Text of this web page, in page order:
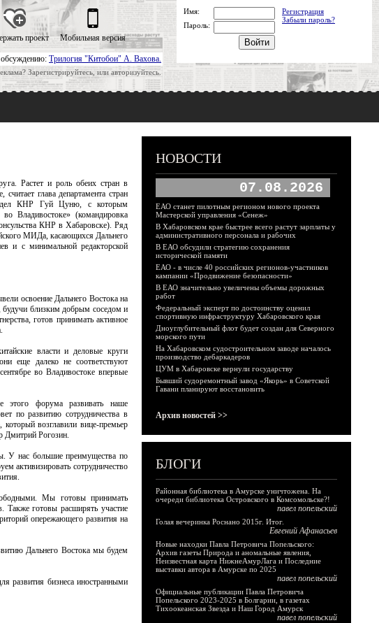
Трилогия "Китобои" А. Вахова.
Зарегистрируйтесь, или авторизуйтесь.
проект Мобильная версия
Имя:
Регистрация
Забыли пароль?
Пароль:
Растет и роль обеих стран в
глава департамента стран
дел КНР Гуй Цуню, с которым
Владивостоке» (командировка
КНР в Хабаровске). Ряд
МИДа, касающихся Дальнего
и с минимальной редакторской
освоение Дальнего Востока на
будучи близким добрым соседом и
готов принимать активное
власти и деловые круги
еще далеко не соответствуют
во Владивостоке впервые
этого форума развивать наше
по развитию сотрудничества в
который возглавили вице-премьер
Дмитрий Рогозин.
У нас большие преимущества по
активизировать сотрудничество
Мы готовы принимать
Также готовы расширять участие
опережающего развития на
Дальнего Востока мы будем
развития бизнеса иностранными
НОВОСТИ
07.08.2026
ЕАО станет пилотным регионом нового проекта
Мастерской управления «Сенеж»
В Хабаровском крае быстрее всего растут зарплаты у
административного персонала и рабочих
В ЕАО обсудили стратегию сохранения
исторической памяти
ЕАО - в числе 40 российских регионов-участников
кампании «Продвижение безопасности»
В ЕАО значительно увеличены объемы дорожных
работ
Федеральный эксперт по достоинству оценил
спортивную инфраструктуру Хабаровского края
Дноуглубительный флот будет создан для Северного
морского пути
На Хабаровском судостроительном заводе началось
производство дебаркадеров
ЦУМ в Хабаровске вернули государству
Бывший судоремонтный завод «Якорь» в Советской
Гавани планируют восстановить
Архив новостей >>
БЛОГИ
Районная библиотека в Амурске уничтожена. На
очереди библиотека Островского в Комсомольске?!
павел попельский
Голая вечеринка Роснано 2015г. Итог.
Евгений Афанасьев
Новые находки Павла Петровича Попельского:
Архив газеты Природа и аномальные явления,
Неизвестная карта НижнеАмурЛага и Последние
выставки автора в Амурске по 2025
павел попельский
Официальные публикации Павла Петровича
Попельского 2023-2025 в Болгарии, в газетах
Тихоокеанская Звезда и Наш Город Амурск
павел попельский